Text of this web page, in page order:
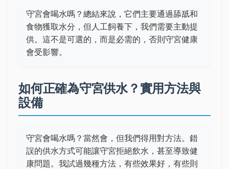
守宮會喝水嗎？總結來說，它們主要通過舔舐和
食物獲取水分，但人工飼養下，我們需要主動提
供。這不是可選的，而是必需的，否則守宮健康
會受影響。
如何正確為守宮供水？實用方法與
設備
守宮會喝水嗎？當然會，但我們得用對方法。錯
誤的供水方式可能讓守宮拒絕飲水，甚至導致健
康問題。我試過幾種方法，有些效果好，有些則